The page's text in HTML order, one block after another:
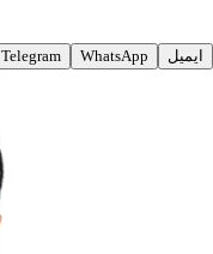
ایمیل WhatsApp
Telegram